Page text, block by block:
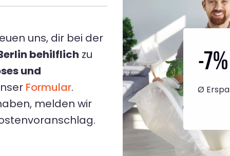
uns, dir bei der
behilflich zu
und
Formular.
melden wir
-7%
Ø